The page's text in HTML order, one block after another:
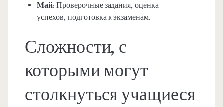
Май: Проверочные задания, оценка
успехов, подготовка к экзаменам.
Сложности, с
которыми могут
столкнуться учащиеся